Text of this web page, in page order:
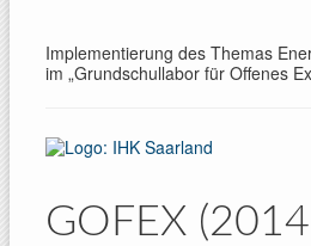
Implementierung des Themas
im „Grundschullabor für Offenes
GOFEX